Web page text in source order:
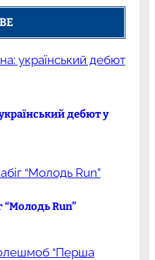
дебют у
“Молодь Run”